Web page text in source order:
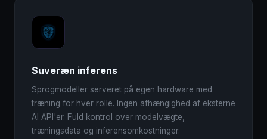
Suveræn inferens
Sprogmodeller serveret på egen hardware med
træning for hver rolle. Ingen afhængighed af eksterne
AI API'er. Fuld kontrol over modelvægte,
træningsdata og inferensomkostninger.